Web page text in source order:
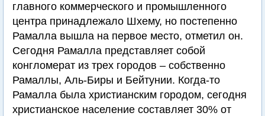
главного коммерческого и промышленного
центра принадлежало Шхему, но постепенно
Рамалла вышла на первое место, отметил он.
Сегодня Рамалла представляет собой
конгломерат из трех городов – собственно
Рамаллы, Аль-Биры и Бейтунии. Когда-то
Рамалла была христианским городом, сегодня
христианское население составляет 30% от